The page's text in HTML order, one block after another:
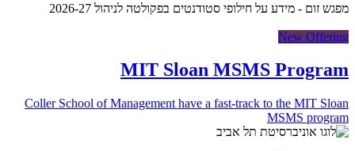
מפגש זום - מידע על חילופי סטודנטים בפקולטה לניהול 2026-27
New Offering
MIT Sloan MSMS Program
Coller School of Management have a fast-track to the MIT Sloan
MSMS program